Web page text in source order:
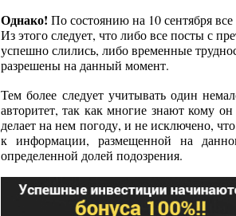
Однако! По состоянию на 10 сентября
Из этого следует, что либо все посты с
успешно слились, либо временные
разрешены на данный момент.
Тем более следует учитывать один
авторитет, так как многие знают кому
делает на нем погоду, и не исключено,
к информации, размещенной на
определенной долей подозрения.